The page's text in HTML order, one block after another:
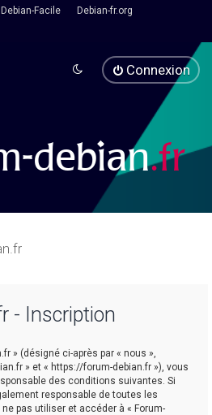
Debian-Facile
Debian-fr.org
Connexion
- Inscription
» (désigné ci-après par « nous »,
» et « https://forum-debian.fr »), vous
des conditions suivantes. Si
responsable de toutes les
pas utiliser et accéder à « Forum-